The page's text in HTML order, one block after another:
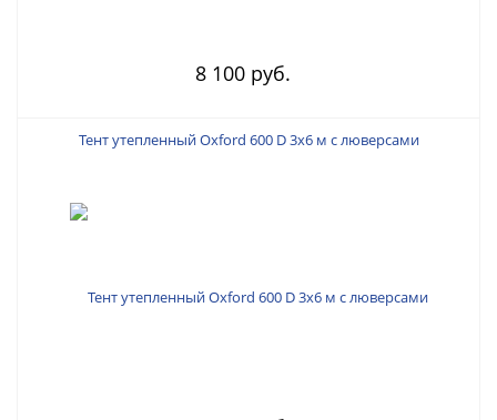
8 100 руб.
Тент утепленный Oxford 600 D 3х6 м с люверсами